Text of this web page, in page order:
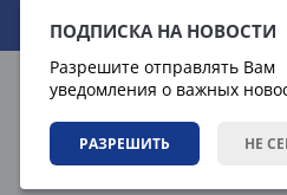
ПОДПИСКА НА НОВОСТИ
Разрешите отправлять Вам
уведомления о важных
РАЗРЕШИТЬ НЕ
08.08.2026 02:32:29